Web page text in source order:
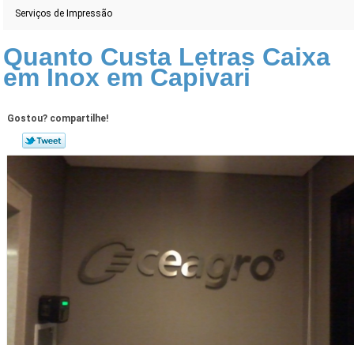
Serviços de Impressão
Quanto Custa Letras Caixa
em Inox em Capivari
Gostou? compartilhe!